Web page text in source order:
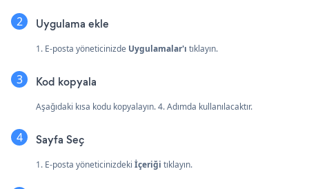
Uygulama ekle
1. E-posta yöneticinizde Uygulamalar'ı tıklayın.
Kod kopyala
Aşağıdaki kısa kodu kopyalayın. 4. Adımda kullanılacaktır.
Sayfa Seç
1. E-posta yöneticinizdeki İçeriği tıklayın.